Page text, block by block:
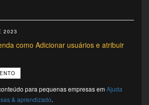
2023
como Adicionar usuários e atribuir
para pequenas empresas emAjuda
& aprendizado.